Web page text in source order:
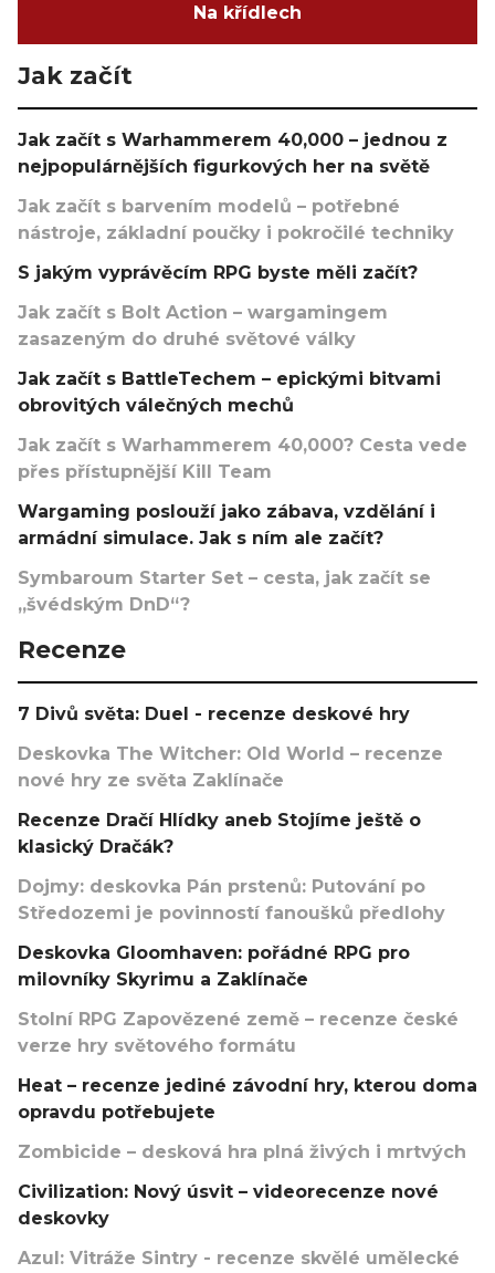
Na křídlech
Jak začít
Jak začít s Warhammerem 40,000 – jednou z
nejpopulárnějších figurkových her na světě
Jak začít s barvením modelů – potřebné
nástroje, základní poučky i pokročilé techniky
S jakým vyprávěcím RPG byste měli začít?
Jak začít s Bolt Action – wargamingem
zasazeným do druhé světové války
Jak začít s BattleTechem – epickými bitvami
obrovitých válečných mechů
Jak začít s Warhammerem 40,000? Cesta vede
přes přístupnější Kill Team
Wargaming poslouží jako zábava, vzdělání i
armádní simulace. Jak s ním ale začít?
Symbaroum Starter Set – cesta, jak začít se
„švédským DnD“?
Recenze
7 Divů světa: Duel - recenze deskové hry
Deskovka The Witcher: Old World – recenze
nové hry ze světa Zaklínače
Recenze Dračí Hlídky aneb Stojíme ještě o
klasický Dračák?
Dojmy: deskovka Pán prstenů: Putování po
Středozemi je povinností fanoušků předlohy
Deskovka Gloomhaven: pořádné RPG pro
milovníky Skyrimu a Zaklínače
Stolní RPG Zapovězené země – recenze české
verze hry světového formátu
Heat – recenze jediné závodní hry, kterou doma
opravdu potřebujete
Zombicide – desková hra plná živých i mrtvých
Civilization: Nový úsvit – videorecenze nové
deskovky
Azul: Vitráže Sintry - recenze skvělé umělecké